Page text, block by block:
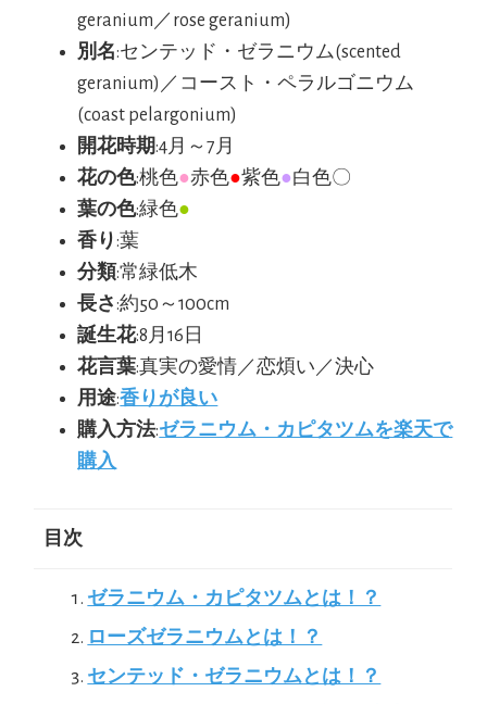
geranium／rose geranium)
別名:センテッド・ゼラニウム(scented
geranium)／コースト・ペラルゴニウム
(coast pelargonium)
開花時期:4月～7月
花の色:桃色●赤色●紫色●白色〇
葉の色:緑色●
香り:葉
分類:常緑低木
長さ:約50～100cm
誕生花:8月16日
花言葉:真実の愛情／恋煩い／決心
用途:香りが良い
購入方法:ゼラニウム・カピタツムを楽天で
購入
目次
ゼラニウム・カピタツムとは！？
ローズゼラニウムとは！？
センテッド・ゼラニウムとは！？